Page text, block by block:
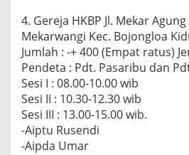
4. Gereja HKBP Jl. Mekar
Mekarwangi Kec. Bojongloa
Jumlah : -+ 400 (Empat ratus)
Pendeta : Pdt. Pasaribu dan
Sesi I : 08.00-10.00 wib
Sesi II : 10.30-12.30 wib
Sesi III : 13.00-15.00 wib.
-Aiptu Rusendi
-Aipda Umar